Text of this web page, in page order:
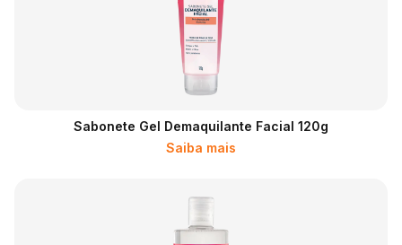
Sabonete Gel Demaquilante Facial 120g
Saiba mais